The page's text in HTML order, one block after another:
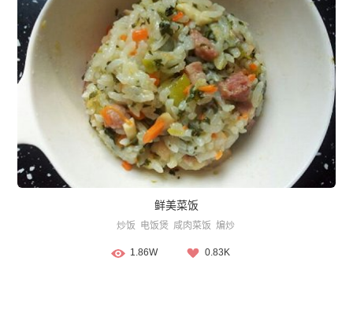
鲜美菜饭
炒饭 电饭煲 咸肉菜饭 煸炒
1.86W 0.83K